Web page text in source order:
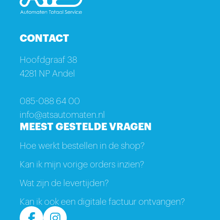
CONTACT
Hoofdgraaf 38
4281 NP Andel
085-088 64 00
info@atsautomaten.nl
MEEST GESTELDE VRAGEN
Hoe werkt bestellen in de shop?
Kan ik mijn vorige orders inzien?
Wat zijn de levertijden?
Kan ik ook een digitale factuur ontvangen?